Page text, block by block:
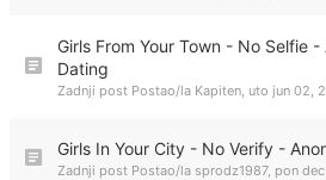
Girls From Your Town - No Selfie
Dating
Zadnji post Postao/la Kapiten, uto jun 02,
Girls In Your City - No Verify -
Zadnji post Postao/la sprodz1987, pon